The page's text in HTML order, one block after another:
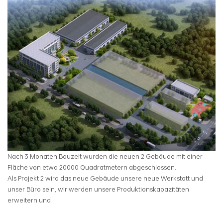
Nach 3 Monaten Bauzeit wurden die neuen 2 Gebäude mit einer
Fläche von etwa 20000 Quadratmetern abgeschlossen.
Als Projekt 2 wird das neue Gebäude unsere neue Werkstatt und
unser Büro sein, wir werden unsere Produktionskapazitäten
erweitern und